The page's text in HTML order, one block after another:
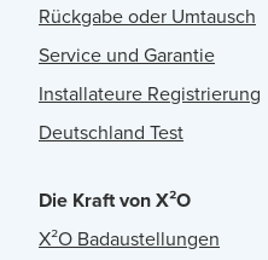
Rückgabe oder Umtausch
Service und Garantie
Installateure Registrierung
Deutschland Test
Die Kraft von X²O
X²O Badaustellungen